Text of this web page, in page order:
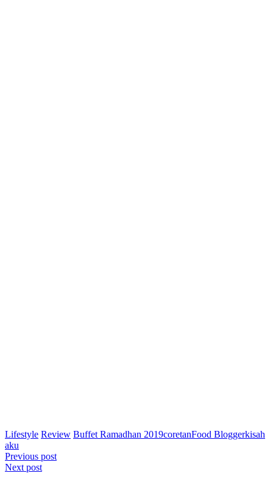
Lifestyle Review Buffet Ramadhan 2019coretanFood Bloggerkisah
aku
Post
navigation
Previous post
Next post